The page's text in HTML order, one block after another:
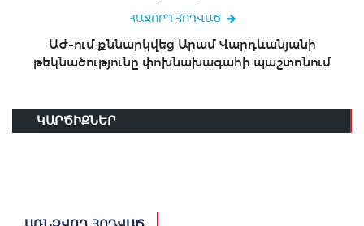
ՀԱՋՈՐԴ ՀՈԴՎԱԾ
ԱԺ-ում քննարկվեց Արամ Վարդևանյանի
թեկնածությունը փոխնախագահի պաշտոնում
ԿԱՐԾԻՔՆԵՐ